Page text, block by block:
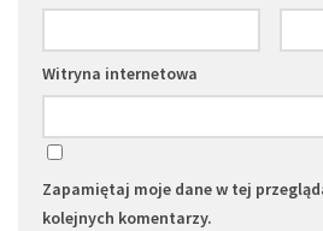
Witryna internetowa
Zapamiętaj moje dane w tej
kolejnych komentarzy.